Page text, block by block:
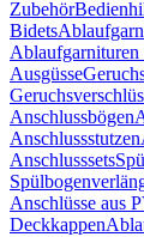
Zubehör
Bidets
Ausgüsse
Anschlussbögen
Anschlussstutzen
Anschlusssets
Anschlüsse aus
Deckkappen